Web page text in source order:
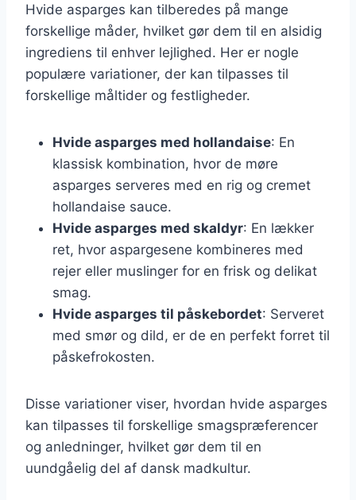
Hvide asparges kan tilberedes på mange
forskellige måder, hvilket gør dem til en alsidig
ingrediens til enhver lejlighed. Her er nogle
populære variationer, der kan tilpasses til
forskellige måltider og festligheder.
Hvide asparges med hollandaise: En
klassisk kombination, hvor de møre
asparges serveres med en rig og cremet
hollandaise sauce.
Hvide asparges med skaldyr: En lækker
ret, hvor aspargesene kombineres med
rejer eller muslinger for en frisk og delikat
smag.
Hvide asparges til påskebordet: Serveret
med smør og dild, er de en perfekt forret til
påskefrokosten.
Disse variationer viser, hvordan hvide asparges
kan tilpasses til forskellige smagspræferencer
og anledninger, hvilket gør dem til en
uundgåelig del af dansk madkultur.